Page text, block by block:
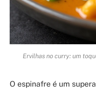
Ervilhas no curry: um
O espinafre é um